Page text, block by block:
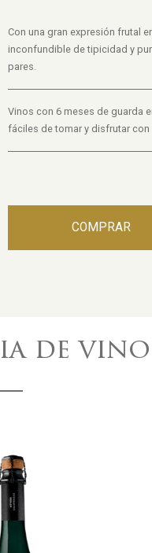
Con una gran expresión frutal
inconfundible de tipicidad y
pares.
Vinos con 6 meses de guarda
fáciles de tomar y disfrutar
COMPRAR
de